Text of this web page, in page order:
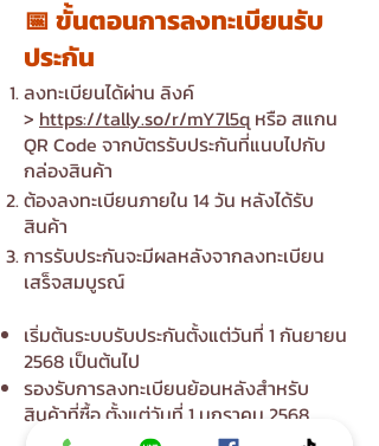
📅 ขั้นตอนการลงทะเบียนรับ
ประกัน
ลงทะเบียนได้ผ่าน ลิงค์
> https://tally.so/r/mY7l5q หรือ สแกน
QR Code จากบัตรรับประกันที่แนบไปกับ
กล่องสินค้า
ต้องลงทะเบียนภายใน 14 วัน หลังได้รับ
สินค้า​
การรับประกันจะมีผลหลังจากลงทะเบียน
เสร็จสมบูรณ์​​
เริ่มต้นระบบรับประกันตั้งแต่วันที่ 1 กันยายน
2568 เป็นต้นไป
รองรับการลงทะเบียนย้อนหลังสำหรับ
สินค้าที่ซื้อ ตั้งแต่วันที่ 1 มกราคม 2568